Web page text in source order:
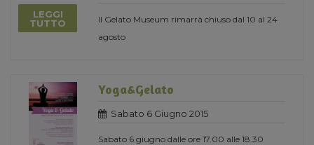
LEGGI
TUTTO
Il Gelato Museum rimarrà chiuso dal 10 al 24
agosto
Yoga&Gelato
Sabato 6 Giugno 2015
Sabato 6 giugno dalle ore 17.00 alle 18.30